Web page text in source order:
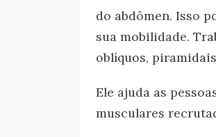
do abdômen. Isso
sua mobilidade.
oblíquos,
Ele ajuda as
musculares